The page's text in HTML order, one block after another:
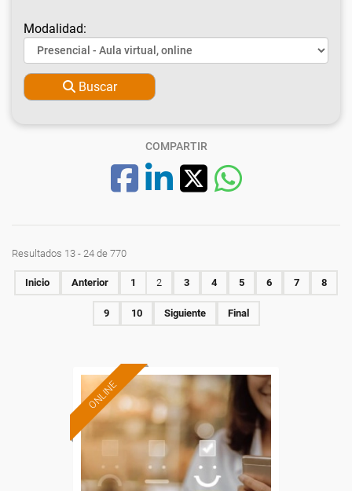
Modalidad:
Buscar
COMPARTIR
Resultados 13 - 24 de 770
Inicio Anterior 1 2 3 4 5 6 7 8
9 10 Siguiente Final
ONLINE
Formación 100%
subvencionada.
Para desempleados,
trabajadores y autónomos.